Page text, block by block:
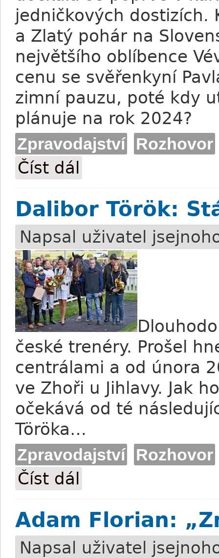
jedničkových dostizích.
a Zlatý pohár na
největšího oblíbence
cenu se svěřenkyní
zimní pauzu, poté kdy
plánuje na rok 2024?
Zpravodajství Rozhovor
Číst dál
Dalibor Török:
Napsal uživatel
české trenéry. Prošel
centrálami a od února
ve Zhoři u Jihlavy. Jak
očekává od té
Töröka…
Zpravodajství Rozhovor
Číst dál
Adam Florian:
Napsal uživatel